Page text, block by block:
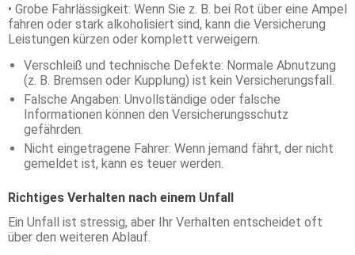
• Grobe Fahrlässigkeit: Wenn Sie z. B. bei Rot über eine Ampel
fahren oder stark alkoholisiert sind, kann die Versicherung
Leistungen kürzen oder komplett verweigern.
Verschleiß und technische Defekte: Normale Abnutzung
(z. B. Bremsen oder Kupplung) ist kein Versicherungsfall.
Falsche Angaben: Unvollständige oder falsche
Informationen können den Versicherungsschutz
gefährden.
Nicht eingetragene Fahrer: Wenn jemand fährt, der nicht
gemeldet ist, kann es teuer werden.
Richtiges Verhalten nach einem Unfall
Ein Unfall ist stressig, aber Ihr Verhalten entscheidet oft
über den weiteren Ablauf.